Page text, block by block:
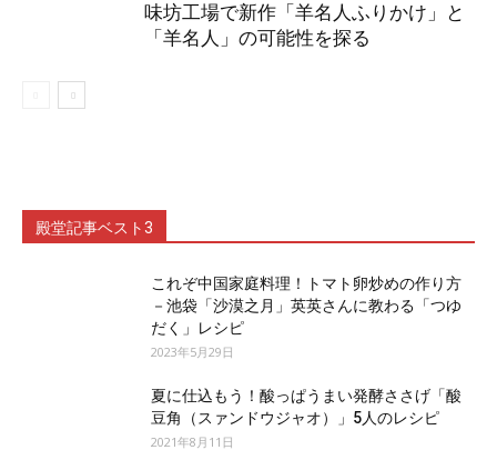
味坊工場で新作「羊名人ふりかけ」と
「羊名人」の可能性を探る
殿堂記事ベスト3
これぞ中国家庭料理！トマト卵炒めの作り方
－池袋「沙漠之月」英英さんに教わる「つゆ
だく」レシピ
2023年5月29日
夏に仕込もう！酸っぱうまい発酵ささげ「酸
豆角（スァンドウジャオ）」5人のレシピ
2021年8月11日